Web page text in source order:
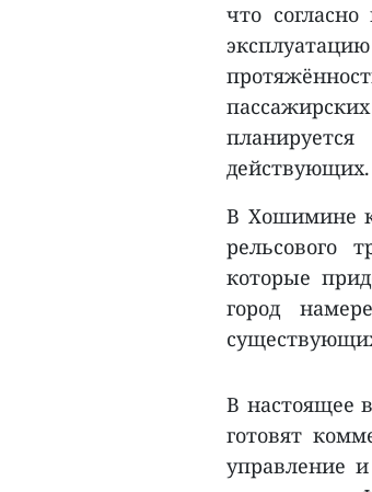
что
действующих.
В Хошимине к
рельсового
которые
город
В настоящее
готовят
управление